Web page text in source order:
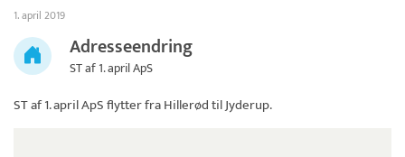
1. april 2019
Adresseendring
ST af 1. april ApS
ST af 1. april ApSflytter fra Hillerød til Jyderup.